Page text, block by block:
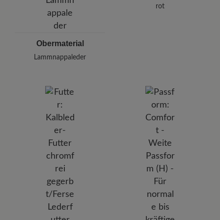
Obermaterial
Lammnappaleder
rot